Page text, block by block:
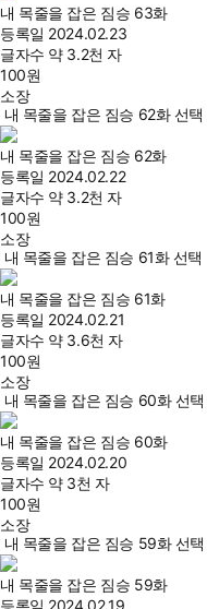
내 목줄을 잡은 짐승 63화
등록일 2024.02.23
글자수 약 3.2천 자
100원
소장
내 목줄을 잡은 짐승 62화 선택
내 목줄을 잡은 짐승 62화
등록일 2024.02.22
글자수 약 3.2천 자
100원
소장
내 목줄을 잡은 짐승 61화 선택
내 목줄을 잡은 짐승 61화
등록일 2024.02.21
글자수 약 3.6천 자
100원
소장
내 목줄을 잡은 짐승 60화 선택
내 목줄을 잡은 짐승 60화
등록일 2024.02.20
글자수 약 3천 자
100원
소장
내 목줄을 잡은 짐승 59화 선택
내 목줄을 잡은 짐승 59화
등록일 2024.02.19